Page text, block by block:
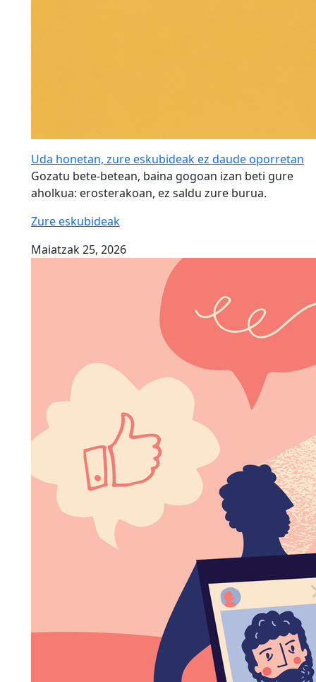
Uda honetan, zure eskubideak ez daude oporretan
Gozatu bete-betean, baina gogoan izan beti gure
aholkua: erosterakoan, ez saldu zure burua.
Zure eskubideak
Maiatzak 25, 2026